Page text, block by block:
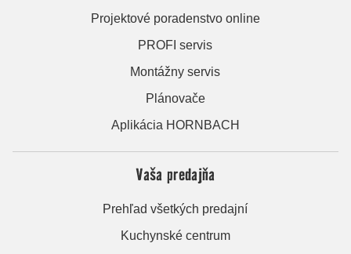
Projektové poradenstvo online
PROFI servis
Montážny servis
Plánovače
Aplikácia HORNBACH
Vaša predajňa
Prehľad všetkých predajní
Kuchynské centrum